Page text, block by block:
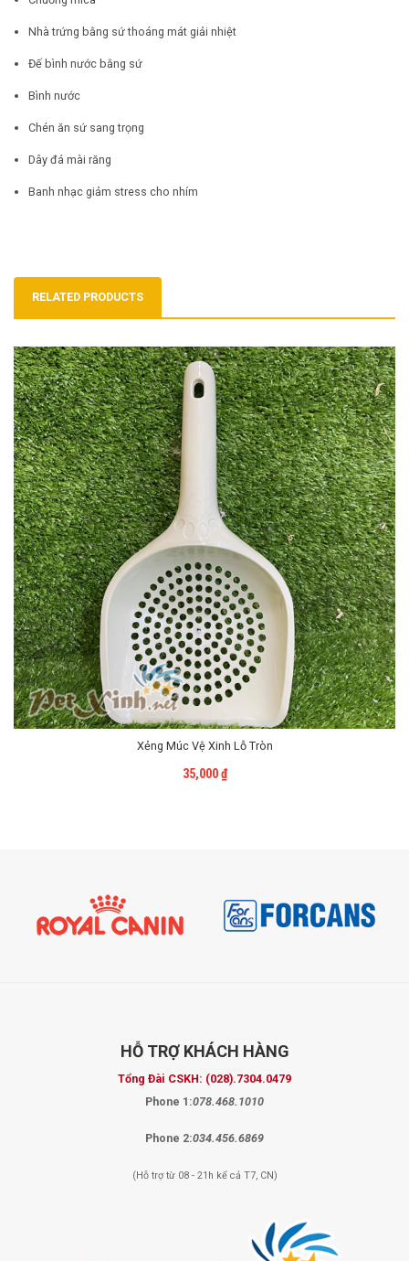
Nhà trứng bằng sứ thoáng mát giải nhiệt
Đế bình nước bằng sứ
Bình nước
Chén ăn sứ sang trọng
Dây đá mài răng
Banh nhạc giảm stress cho nhím
RELATED PRODUCTS
Xẻng Múc Vệ Xinh Lỗ Tròn
35,000₫
HỖ TRỢ KHÁCH HÀNG
Tổng Đài CSKH: (028).7304.0479
Phone 1:078.468.1010
Phone 2:034.456.6869
(Hỗ trợ từ 08 - 21h kể cả T7, CN)